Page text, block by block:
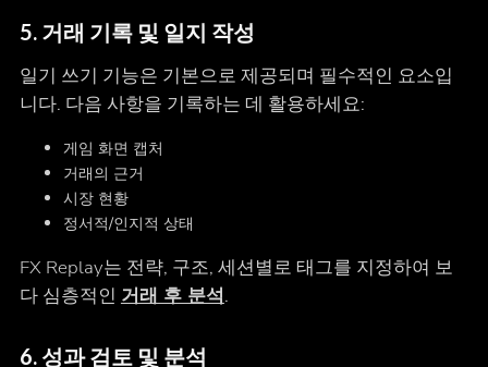
5. 거래 기록 및 일지 작성
일기 쓰기 기능은 기본으로 제공되며 필수적인 요소입
니다. 다음 사항을 기록하는 데 활용하세요:
게임 화면 캡처
거래의 근거
시장 현황
정서적/인지적 상태
FX Replay는 전략, 구조, 세션별로 태그를 지정하여 보
다 심층적인 거래 후 분석.
6. 성과 검토 및 분석